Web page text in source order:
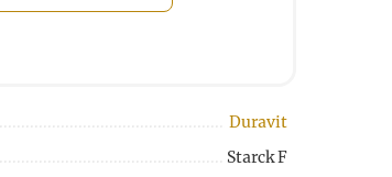
Duravit
Starck F